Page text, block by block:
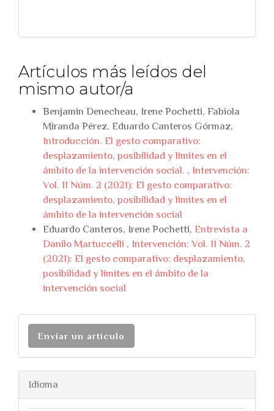
Artículos más leídos del
mismo autor/a
Benjamin Denecheau, Irene Pochetti, Fabiola
Miranda Pérez, Eduardo Canteros Górmaz,
Introducción. El gesto comparativo:
desplazamiento, posibilidad y limites en el
ámbito de la intervención social. , Intervención:
Vol. 11 Núm. 2 (2021): El gesto comparativo:
desplazamiento, posibilidad y limites en el
ámbito de la intervención social
Eduardo Canteros, Irene Pochetti, Entrevista a
Danilo Martuccelli , Intervención: Vol. 11 Núm. 2
(2021): El gesto comparativo: desplazamiento,
posibilidad y limites en el ámbito de la
intervención social
Enviar un artículo
Idioma